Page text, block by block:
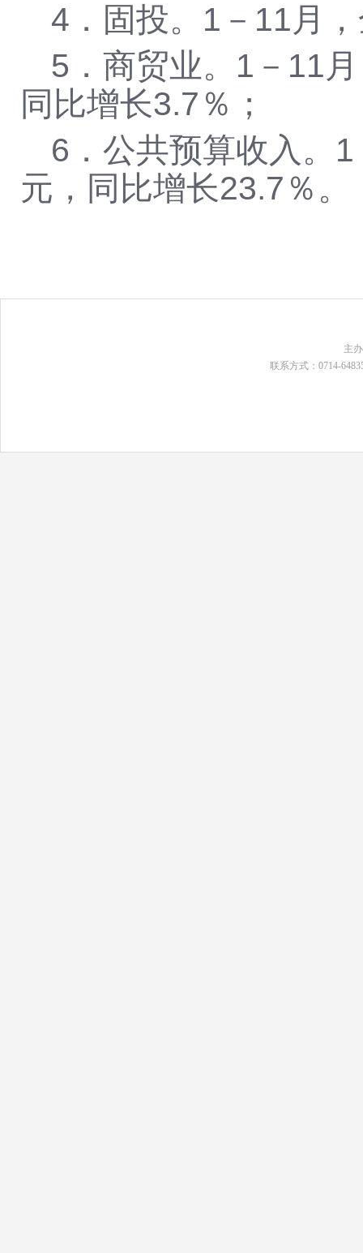
4 ．固投。 1 － 11 月
5 ．商贸业。 1 － 11
同比增长3.7 ％；
6 ．公共预算收入。 1
元，同比增长23.7 ％。
主
联系方式：0714-